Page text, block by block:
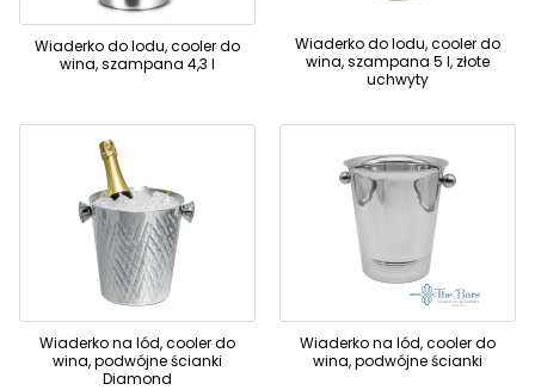
Wiaderko do lodu, cooler do
wina, szampana 4,3 l
Wiaderko do lodu, cooler do
wina, szampana 5 l, złote
uchwyty
Wiaderko na lód, cooler do
wina, podwójne ścianki
Diamond
Wiaderko na lód, cooler do
wina, podwójne ścianki